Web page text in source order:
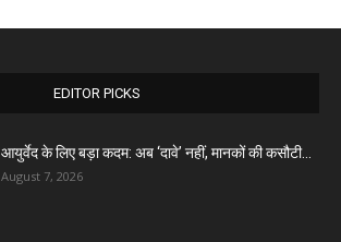
EDITOR PICKS
आयुर्वेद के लिए बड़ा कदम: अब ‘दावे’ नहीं, मानकों की कसौटी...
August 7, 2026